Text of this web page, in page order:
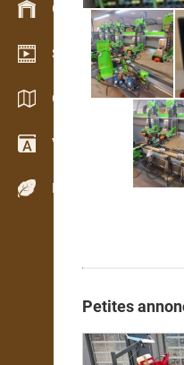
Gestion du stock
Schowroom vidéo
Catalogues /
Vocabulaire
Espèces de bois
Petites